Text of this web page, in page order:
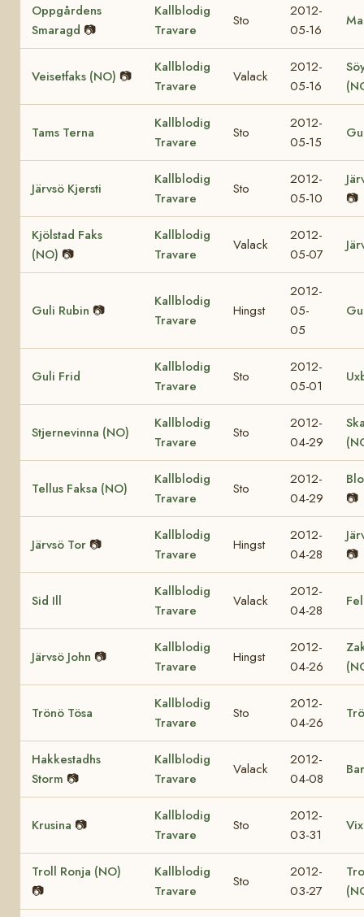
Oppgårdens
Smaragd 📷
Kallblodig
Travare
Sto
2012-
05-16
Veisetfaks (NO) 📷
Kallblodig
Travare
Valack
2012-
05-16
Tams Terna
Kallblodig
Travare
Sto
2012-
05-15
Järvsö Kjersti
Kallblodig
Travare
Sto
2012-
05-10
📷
Kjölstad Faks
(NO) 📷
Kallblodig
Travare
Valack
2012-
05-07
Guli Rubin 📷
Kallblodig
Travare
Hingst
2012-
05-
05
Guli Frid
Kallblodig
Travare
Sto
2012-
05-01
Stjernevinna (NO)
Kallblodig
Travare
Sto
2012-
04-29
Tellus Faksa (NO)
Kallblodig
Travare
Sto
2012-
04-29
📷
Järvsö Tor 📷
Kallblodig
Travare
Hingst
2012-
04-28
📷
Sid Ill
Kallblodig
Travare
Valack
2012-
04-28
Järvsö John 📷
Kallblodig
Travare
Hingst
2012-
04-26
Trönö Tösa
Kallblodig
Travare
Sto
2012-
04-26
Hakkestadhs
Storm 📷
Kallblodig
Travare
Valack
2012-
04-08
Krusina 📷
Kallblodig
Travare
Sto
2012-
03-31
Troll Ronja (NO)
📷
Kallblodig
Travare
Sto
2012-
03-27